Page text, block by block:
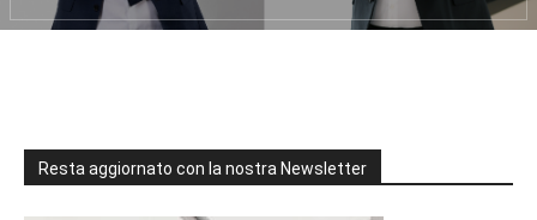
Resta aggiornato con la nostra Newsletter